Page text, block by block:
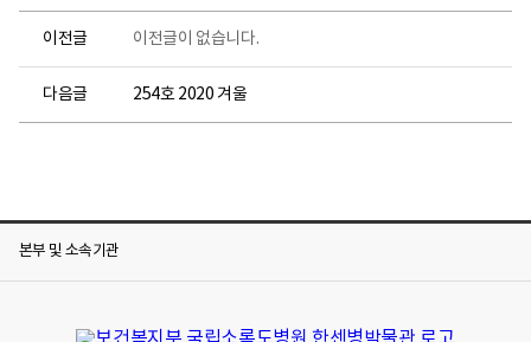
이전글 이전글이 없습니다.
다음글 254호 2020 겨울
본부 및 소속기관